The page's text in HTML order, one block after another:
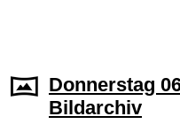
Donnerstag
Bildarchiv